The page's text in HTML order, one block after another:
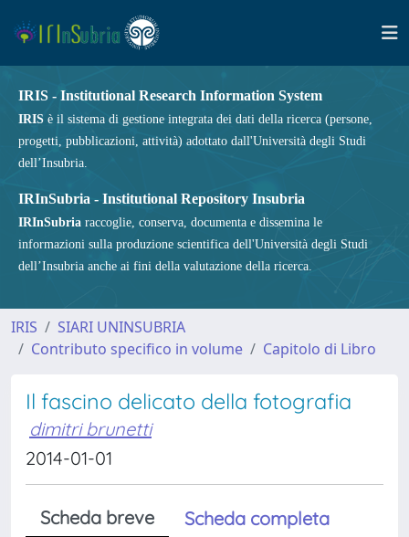
IRIS - Institutional Research Information System
IRIS è il sistema di gestione integrata dei dati della ricerca (persone,
progetti, pubblicazioni, attività) adottato dall'Università degli Studi
dell’Insubria.
IRInSubria - Institutional Repository Insubria
IRInSubria raccoglie, conserva, documenta e dissemina le
informazioni sulla produzione scientifica dell'Università degli Studi
dell’Insubria anche ai fini della valutazione della ricerca.
IRIS
SIARI UNINSUBRIA
Contributo specifico in volume
Capitolo di Libro
Il fascino delicato della fotografia
dimitri brunetti
2014-01-01
Scheda breve
Scheda completa